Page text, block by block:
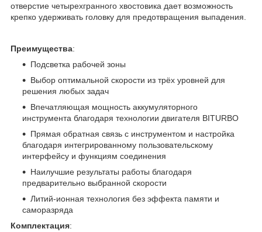
отверстие четырехгранного хвостовика дает возможность
крепко удерживать головку для предотвращения выпадения.
Преимущества:
Подсветка рабочей зоны
Выбор оптимальной скорости из трёх уровней для
решения любых задач
Впечатляющая мощность аккумуляторного
инструмента благодаря технологии двигателя BITURBO
Прямая обратная связь с инструментом и настройка
благодаря интегрированному пользовательскому
интерфейсу и функциям соединения
Наилучшие результаты работы благодаря
предварительно выбранной скорости
Литий-ионная технология без эффекта памяти и
саморазряда
Комплектация: